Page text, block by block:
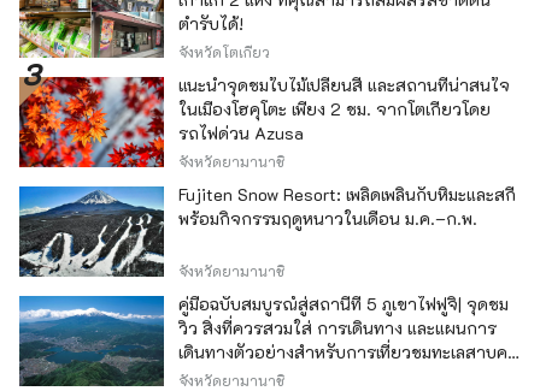
ตำรับได้!
จังหวัดโตเกียว
แนะนำจุดชมใบไม้เปลี่ยนสี และสถานที่น่าสนใจ
ในเมืองโฮคุโตะ เพียง 2 ชม. จากโตเกียวโดย
รถไฟด่วน Azusa
จังหวัดยามานาชิ
Fujiten Snow Resort: เพลิดเพลินกับหิมะและสกี
พร้อมกิจกรรมฤดูหนาวในเดือน ม.ค.–ก.พ.
จังหวัดยามานาชิ
คู่มือฉบับสมบูรณ์สู่สถานีที่ 5 ภูเขาไฟฟูจิ| จุดชม
วิว สิ่งที่ควรสวมใส่ การเดินทาง และแผนการ
เดินทางตัวอย่างสำหรับการเที่ยวชมทะเลสาบคา
วากุจิ
จังหวัดยามานาชิ